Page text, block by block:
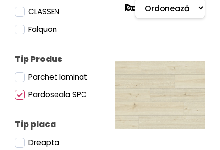
CLASSEN
Falquon
Tip Produs
Parchet laminat
Pardoseala SPC
Tip placa
Dreapta
Categorie:
Parchet